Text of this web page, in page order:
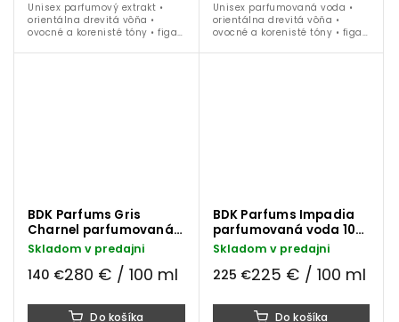
Unisex parfumový extrakt •
orientálna drevitá vôňa •
ovocné a korenisté tóny • figa •
céder • santalové drevo •
Unisex parfumovaná voda •
orientálna drevitá vôňa •
ovocné a korenisté tóny • figa •
drevo • tonka fazuľa • ideálna
BDK Parfums Gris
Charnel parfumovaná
voda 50 ml
Skladom v predajni
140 €280 € / 100 ml
Do košíka
BDK Parfums Impadia
parfumovaná voda 100
ml
Skladom v predajni
225 €225 € / 100 ml
Do košíka